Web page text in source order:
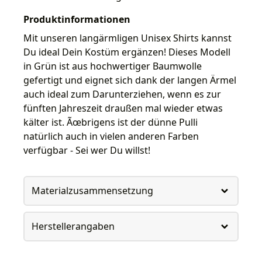
Produktinformationen
Mit unseren langärmligen Unisex Shirts kannst
Du ideal Dein Kostüm ergänzen! Dieses Modell
in Grün ist aus hochwertiger Baumwolle
gefertigt und eignet sich dank der langen Ärmel
auch ideal zum Darunterziehen, wenn es zur
fünften Jahreszeit draußen mal wieder etwas
kälter ist. Ãœbrigens ist der dünne Pulli
natürlich auch in vielen anderen Farben
verfügbar - Sei wer Du willst!
Materialzusammensetzung
Herstellerangaben